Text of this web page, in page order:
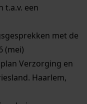
t.a.v. een
met de
(mei)
Verzorging en
Haarlem,